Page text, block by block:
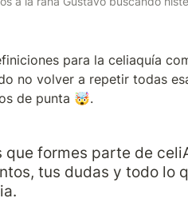
para la celiaquía
no volver a repetir todas
de punta 🤯.
que formes parte de
tus dudas y todo lo